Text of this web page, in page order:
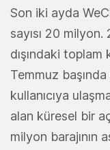
Son iki ayda
sayısı 20
dışındaki toplam
Temmuz
kullanıcıya
alan küresel bir
milyon barajının